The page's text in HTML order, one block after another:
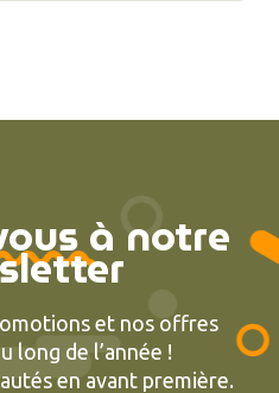
(2
à notre
et nos offres
long de l’année !
en avant première.